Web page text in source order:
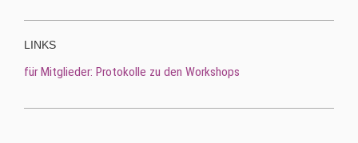
LINKS
für Mitglieder: Protokolle zu den Workshops